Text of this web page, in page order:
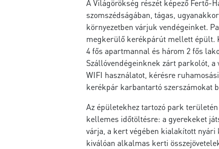
A Világörökség részét képező Fertő-
szomszédságában, tágas,
környezetben várjuk vendégeinket.
megkerülő kerékpárút mellett épült.
4 fős apartmannal és három 2 fős
Szállóvendégeinknek zárt parkolót, a
WIFI használatot, kérésre
kerékpár karbantartó szerszámokat
Az épületekhez tartozó park
kellemes időtöltésre: a gyerekeket
várja, a kert végében kialakított nyári
kiválóan alkalmas kerti